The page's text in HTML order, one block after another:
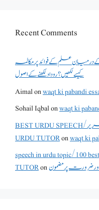
Recent Comments
کیسے لکھیں؟ روداد لکھنے کے اصول
Aimalon
Sohail Iqbalon
BEST URDU SPEECH/کرپشن اور بے انصافی کے موضوع پر تقریر - THE
URDU TUTORon
speech in urdu topic/100
TUTORonضرورت پر مضمون